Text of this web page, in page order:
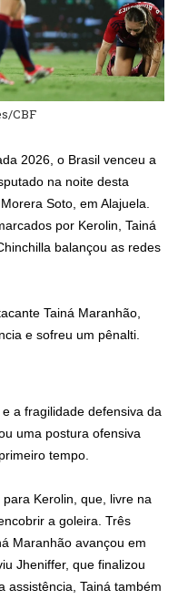
CBF
2026, o Brasil venceu a
na noite desta
Soto, em Alajuela.
por Kerolin, Tainá
balançou as redes
Tainá Maranhão,
e sofreu um pênalti.
a fragilidade defensiva da
uma postura ofensiva
tempo.
Kerolin, que, livre na
a goleira. Três
Maranhão avançou em
Jheniffer, que finalizou
assistência, Tainá também